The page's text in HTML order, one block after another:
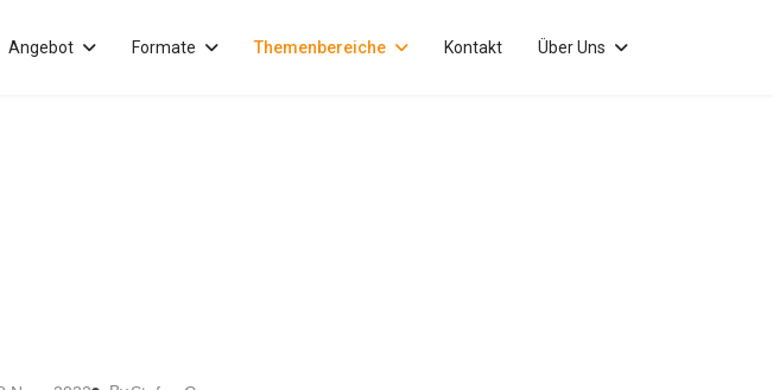
Angebot Formate Themenbereiche Kontakt Über Uns